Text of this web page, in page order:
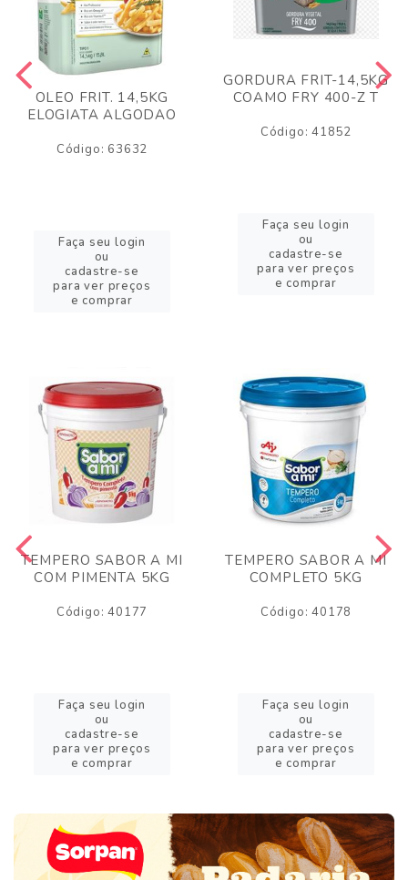
OLEO FRIT. 14,5KG
ELOGIATA ALGODAO
Código: 63632
Faça seu login
ou
cadastre-se
para ver preços
e comprar
GORDURA FRIT-14,5KG
COAMO FRY 400-Z T
Código: 41852
Faça seu login
ou
cadastre-se
para ver preços
e comprar
TEMPERO SABOR A MI
COM PIMENTA 5KG
Código: 40177
Faça seu login
ou
cadastre-se
para ver preços
e comprar
TEMPERO SABOR A MI
COMPLETO 5KG
Código: 40178
Faça seu login
ou
cadastre-se
para ver preços
e comprar